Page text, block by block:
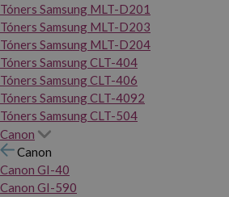
Tóners Samsung MLT-D201
Tóners Samsung MLT-D203
Tóners Samsung MLT-D204
Tóners Samsung CLT-404
Tóners Samsung CLT-406
Tóners Samsung CLT-4092
Tóners Samsung CLT-504
Canon
Canon
Canon GI-40
Canon GI-590